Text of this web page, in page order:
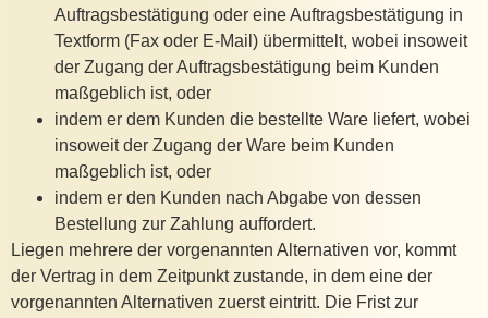
Auftragsbestätigung oder eine Auftragsbestätigung in
Textform (Fax oder E-Mail) übermittelt, wobei insoweit
der Zugang der Auftragsbestätigung beim Kunden
maßgeblich ist, oder
indem er dem Kunden die bestellte Ware liefert, wobei
insoweit der Zugang der Ware beim Kunden
maßgeblich ist, oder
indem er den Kunden nach Abgabe von dessen
Bestellung zur Zahlung auffordert.
Liegen mehrere der vorgenannten Alternativen vor, kommt
der Vertrag in dem Zeitpunkt zustande, in dem eine der
vorgenannten Alternativen zuerst eintritt. Die Frist zur